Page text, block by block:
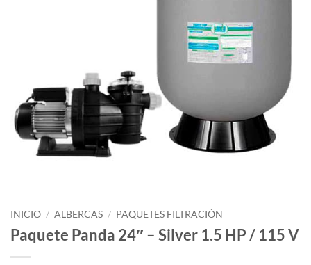
INICIO / ALBERCAS / PAQUETES FILTRACIÓN
Paquete Panda 24″ – Silver 1.5 HP / 115 V